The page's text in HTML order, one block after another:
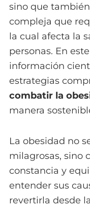
sino que
compleja que
la cual afecta la
personas. En
información
estrategias
combatir la
manera
La obesidad no
milagrosas, sino
constancia y
entender sus
revertirla desde